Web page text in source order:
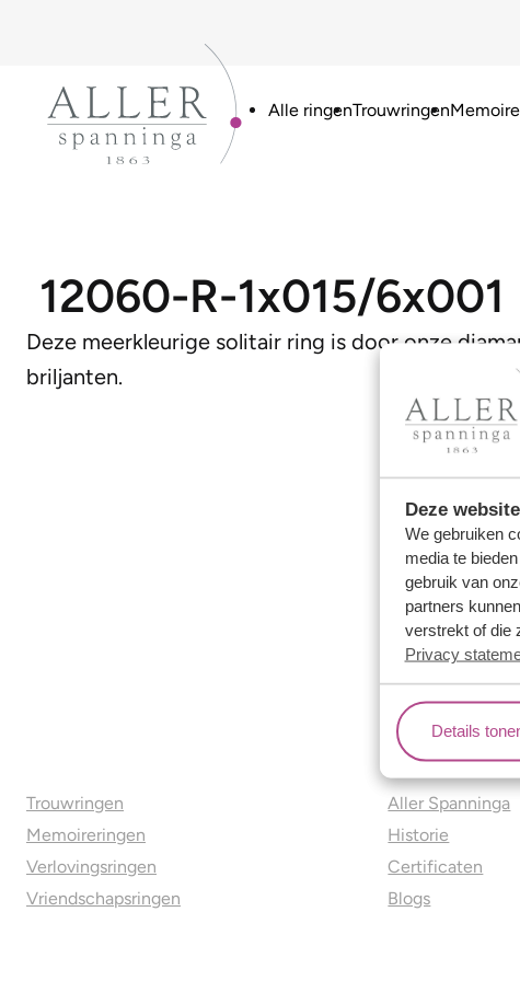
Deze
We gebruiken
media te
gebruik van
partners
verstrekt of die
Privacy
Details
Alle ringenTrouwringen
12060-R-1x015/6x001
Deze meerkleurige solitair ring is door onze
briljanten.
Trouwringen
Memoireringen
Verlovingsringen
Vriendschapsringen
Over ons
Aller Spanninga
Historie
Certificaten
Blogs